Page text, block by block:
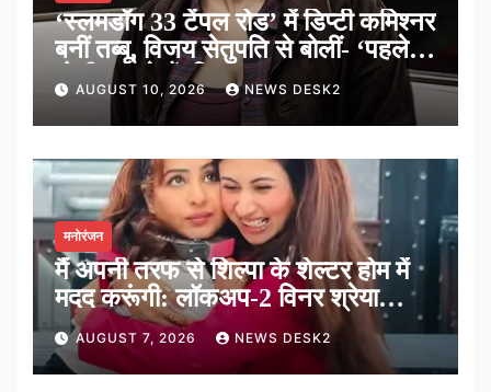
‘स्लमडॉग 33 टेंपल रोड’ में डिप्टी कमिश्नर
बनीं तब्बू, विजय सेतुपति से बोलीं- ‘पहले
गोली चलाते हैं, फिर बात’
AUGUST 10, 2026 NEWS DESK2
मनोरंजन
मैं अपनी तरफ से शिल्पा के शेल्टर होम में
मदद करूंगी: लॉकअप-2 विनर श्रेया
कालरा
AUGUST 7, 2026 NEWS DESK2